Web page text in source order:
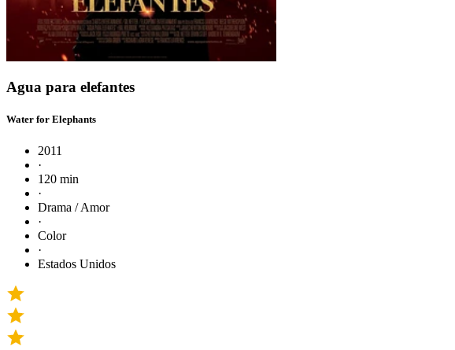
Agua para elefantes
Water for Elephants
2011
·
120 min
·
Drama / Amor
·
Color
·
Estados Unidos